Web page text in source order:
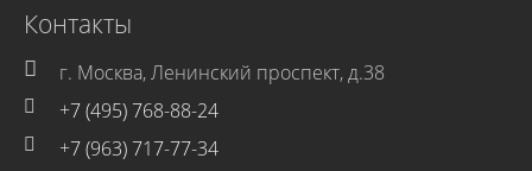
Контакты
г. Москва, Ленинский проспект, д.38
+7 (495) 768-88-24
+7 (963) 717-77-34